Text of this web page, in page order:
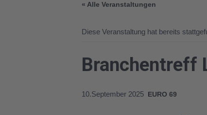
« Alle Veranstaltungen
Diese Veranstaltung hat bereits
Branchentreff
10.September 2025 EURO 69